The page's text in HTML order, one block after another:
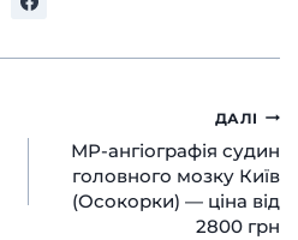
ДАЛІ
МР-ангіографія судин
головного мозку Київ
(Осокорки) — ціна від
2800 грн